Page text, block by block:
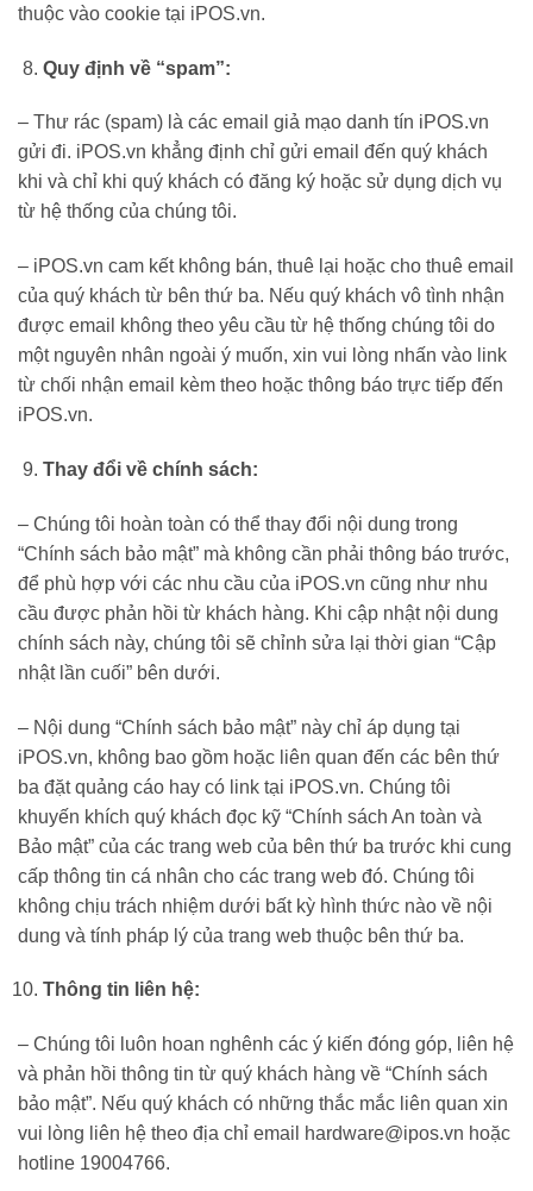
thuộc vào cookie tại iPOS.vn.
Quy định về “spam”:
– Thư rác (spam) là các email giả mạo danh tín iPOS.vn
gửi đi. iPOS.vn khẳng định chỉ gửi email đến quý khách
khi và chỉ khi quý khách có đăng ký hoặc sử dụng dịch vụ
từ hệ thống của chúng tôi.
– iPOS.vn cam kết không bán, thuê lại hoặc cho thuê email
của quý khách từ bên thứ ba. Nếu quý khách vô tình nhận
được email không theo yêu cầu từ hệ thống chúng tôi do
một nguyên nhân ngoài ý muốn, xin vui lòng nhấn vào link
từ chối nhận email kèm theo hoặc thông báo trực tiếp đến
iPOS.vn.
Thay đổi về chính sách:
– Chúng tôi hoàn toàn có thể thay đổi nội dung trong
“Chính sách bảo mật” mà không cần phải thông báo trước,
để phù hợp với các nhu cầu của iPOS.vn cũng như nhu
cầu được phản hồi từ khách hàng. Khi cập nhật nội dung
chính sách này, chúng tôi sẽ chỉnh sửa lại thời gian “Cập
nhật lần cuối” bên dưới.
– Nội dung “Chính sách bảo mật” này chỉ áp dụng tại
iPOS.vn, không bao gồm hoặc liên quan đến các bên thứ
ba đặt quảng cáo hay có link tại iPOS.vn. Chúng tôi
khuyến khích quý khách đọc kỹ “Chính sách An toàn và
Bảo mật” của các trang web của bên thứ ba trước khi cung
cấp thông tin cá nhân cho các trang web đó. Chúng tôi
không chịu trách nhiệm dưới bất kỳ hình thức nào về nội
dung và tính pháp lý của trang web thuộc bên thứ ba.
Thông tin liên hệ:
– Chúng tôi luôn hoan nghênh các ý kiến đóng góp, liên hệ
và phản hồi thông tin từ quý khách hàng về “Chính sách
bảo mật”. Nếu quý khách có những thắc mắc liên quan xin
vui lòng liên hệ theo địa chỉ email hardware@ipos.vn hoặc
hotline 19004766.